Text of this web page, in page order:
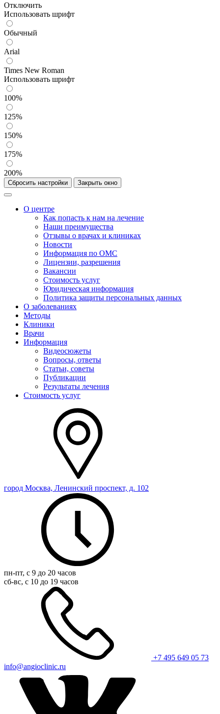
Отключить
Использовать шрифт
Обычный
Arial
Times New Roman
Использовать шрифт
100%
125%
150%
175%
200%
Сбросить настройки Закрыть окно
О центре
Как попасть к нам на лечение
Наши преимущества
Отзывы о врачах и клиниках
Новости
Информация по ОМС
Лицензии, разрешения
Вакансии
Стоимость услуг
Юридическая информация
Политика защиты персональных данных
О заболеваниях
Методы
Клиники
Врачи
Информация
Видеосюжеты
Вопросы, ответы
Статьи, советы
Публикации
Результаты лечения
Стоимость услуг
город Москва, Ленинский проспект, д. 102
пн-пт, с 9 до 20 часов
сб-вс, с 10 до 19 часов
+7 495 649 05 73
info@angioclinic.ru